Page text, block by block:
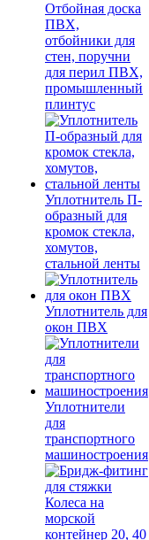
Отбойная доска
ПВХ,
отбойники для
стен, поручни
для перил ПВХ,
промышленный
плинтус
Уплотнитель П-
образный для
кромок стекла,
хомутов,
стальной ленты
Уплотнитель для
окон ПВХ
Уплотнители
для
транспортного
машиностроения